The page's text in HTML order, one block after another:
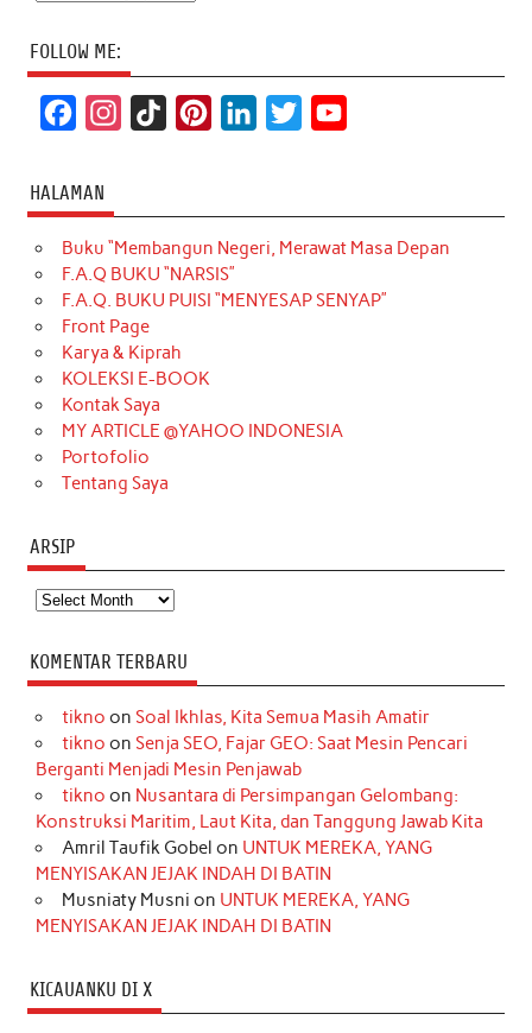
FOLLOW ME:
c
e
b
o
o
k
t
a
g
r
a
m
T
o
k
t
e
r
k
e
d
t
t
e
T
u
b
HALAMAN
Buku “Membangun Negeri, Merawat Masa Depan
F.A.Q BUKU “NARSIS”
F.A.Q. BUKU PUISI “MENYESAP SENYAP”
Front Page
Karya & Kiprah
KOLEKSI E-BOOK
Kontak Saya
MY ARTICLE @YAHOO INDONESIA
Portofolio
Tentang Saya
ARSIP
Arsip
KOMENTAR TERBARU
tikno on Soal Ikhlas, Kita Semua Masih Amatir
tikno on Senja SEO, Fajar GEO: Saat Mesin Pencari
Berganti Menjadi Mesin Penjawab
tikno on Nusantara di Persimpangan Gelombang:
Konstruksi Maritim, Laut Kita, dan Tanggung Jawab Kita
Amril Taufik Gobel on UNTUK MEREKA, YANG
MENYISAKAN JEJAK INDAH DI BATIN
Musniaty Musni on UNTUK MEREKA, YANG
MENYISAKAN JEJAK INDAH DI BATIN
KICAUANKU DI X